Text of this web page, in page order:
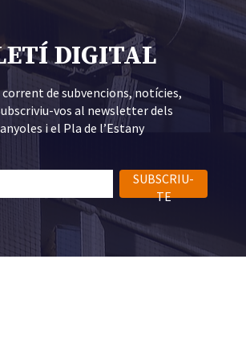
DIGITAL
de subvencions, notícies,
vos al newsletter dels
i el Pla de l’Estany
SUBSCRIU-
TE